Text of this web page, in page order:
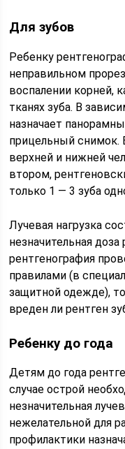
Для зубов
Ребенку
неправильном
воспалении корней,
тканях зуба. В
назначает
прицельный снимок.
верхней и нижней
втором,
только 1 — 3 зуба
Лучевая нагрузка
незначительная
рентгенография
правилами (в
защитной одежде),
вреден ли рентген
Ребенку до года
Детям до года
случае острой
незначительная
нежелательной для
профилактики